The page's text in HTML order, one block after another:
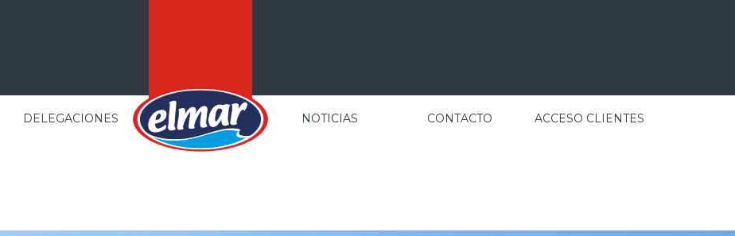
DELEGACIONES NOTICIAS CONTACTO ACCESO CLIENTES